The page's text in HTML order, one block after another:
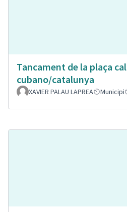
Tancament de la plaça cal
cubano/catalunya
XAVIER PALAU LAPREA Municipi